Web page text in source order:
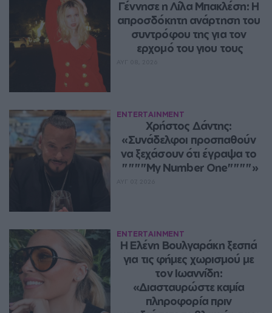
Γέννησε η Λίλα Μπακλέση: Η
απροσδόκητη ανάρτηση του
συντρόφου της για τον
ερχομό του γιου τους
ENTERTAINMENT
Χρήστος Δάντης:
«Συνάδελφοι προσπαθούν
να ξεχάσουν ότι έγραψα το
""""My Number One""""»
ENTERTAINMENT
Η Ελένη Βουλγαράκη ξεσπά
για τις φήμες χωρισμού με
τον Ιωαννίδη:
«Διασταυρώστε καμία
πληροφορία πριν